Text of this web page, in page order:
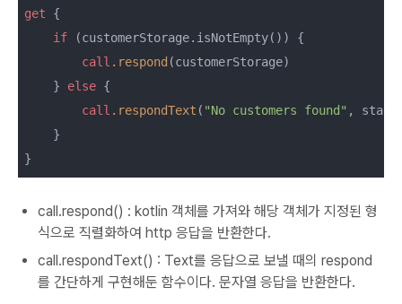
get {
if (customerStorage.isNotEmpty()) {
call .respond (customerStorage)
    }
else {
call .respondText ( "No customers found" , status
    }
}
call.respond() : kotlin 객체를 가져와 해당 객체가 지정된 형
식으로 직렬화하여 http 응답을 반환한다.
call.respondText() : Text를 응답으로 보낼 때의 respond
를 간단하게 구현해둔 함수이다. 문자열 응답을 반환한다.